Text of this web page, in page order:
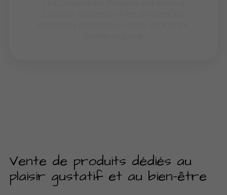
Vente de produits dédiés au
plaisir gustatif et au bien-être